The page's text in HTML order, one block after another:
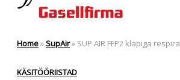
Home»SupAir» SUP AIR FFP2 klapiga
KÄSITÖÖRIISTAD